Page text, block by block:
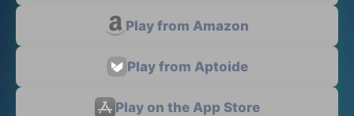
Play from Amazon
Play from Aptoide
Play on the App Store